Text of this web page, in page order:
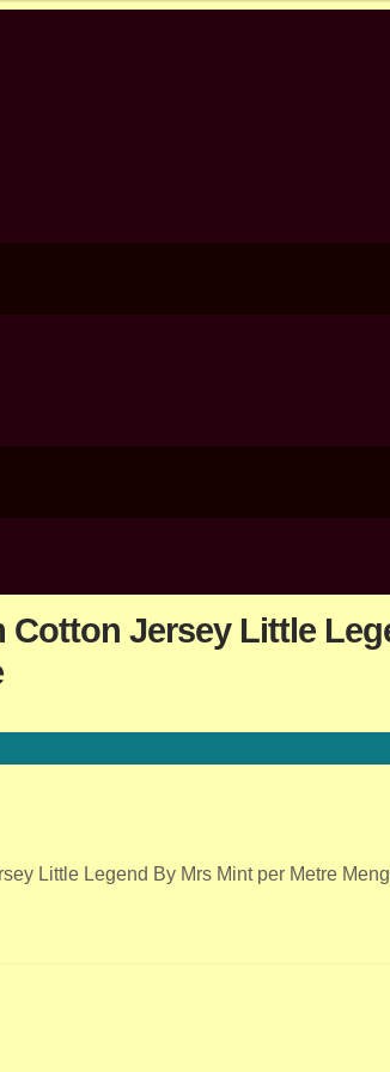
Cotton Jersey Little
Little Legend By Mrs Mint per Metre